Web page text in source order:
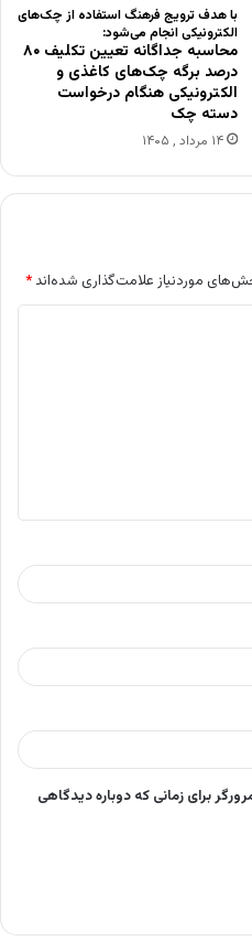
با هدف ترویج فرهنگ استفاده از چک‌های
الکترونیکی انجام می‌شود:
محاسبه جداگانه تعیین تکلیف ۸۰
درصد برگه چک‌های کاغذی و
الکترونیکی هنگام درخواست
دسته چک
۱۴ مرداد , ۱۴۰۵
موردنیاز علامت‌گذاری شده‌اند *
برای زمانی که دوباره دیدگاهی